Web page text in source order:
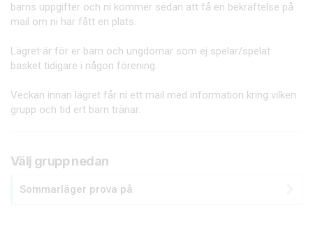
barns uppgifter och ni kommer sedan att få en bekräftelse på
mail om ni har fått en plats.
Lägret är för er barn och ungdomar som ej spelar/spelat
basket tidigare i någon förening.
Veckan innan lägret får ni ett mail med information kring vilken
grupp och tid ert barn tränar.
Välj grupp nedan
Sommarläger prova på